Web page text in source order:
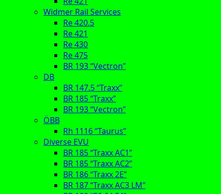
Widmer Rail Services
Re 420.5
Re 421
Re 430
Re 475
BR 193 “Vectron”
DB
BR 147.5 “Traxx”
BR 185 “Traxx”
BR 193 “Vectron”
ÖBB
Rh 1116 “Taurus”
Diverse EVU
BR 185 “Traxx AC1”
BR 185 “Traxx AC2”
BR 186 “Traxx 2E”
BR 187 “Traxx AC3 LM”